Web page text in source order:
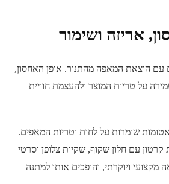
אריזה ושימור
עם הוצאת המאפה מהתנור. אופן האחסון,
על טריות המוצר ולהעצמת חוויית
שומרות על לחות וטריות המאפים.
קרטון עם חלון שקוף, שקיות צלופן וסרטי
מקצועי ויוקרתי, והופכים אותו למתנה